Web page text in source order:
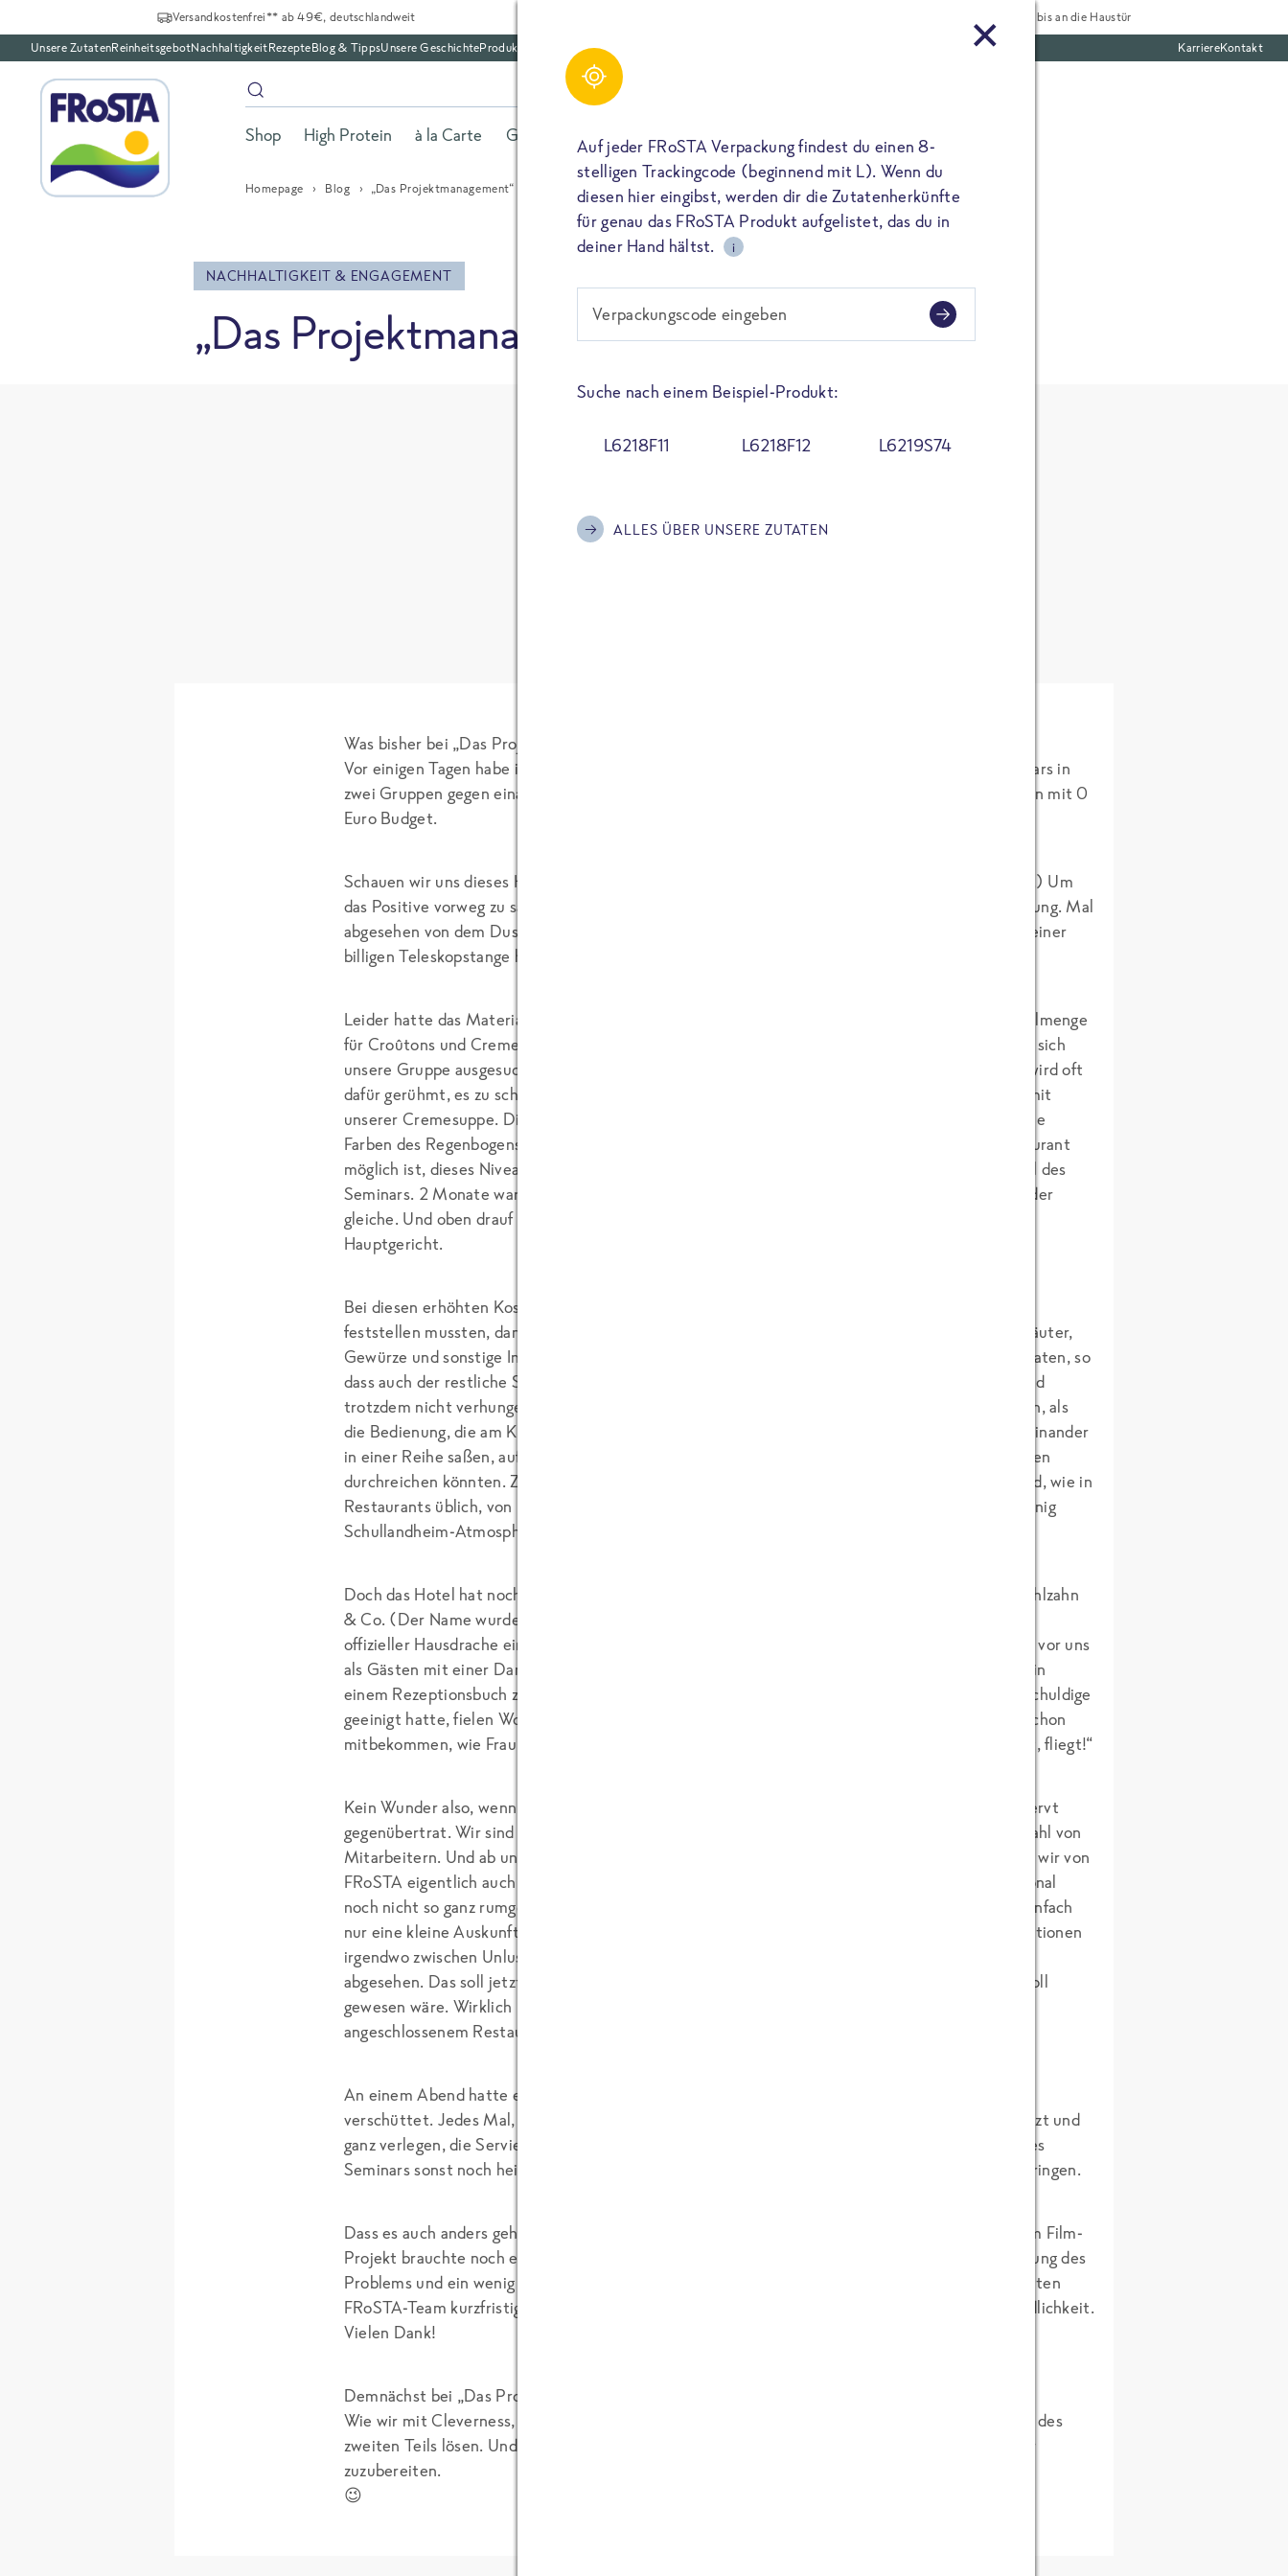
Versandkostenfrei** ab 49€, deutschlandweit
Tiefgekühlt bis an die Haustür
Unsere ZutatenReinheitsgebotNachhaltigkeitRezepteBlog & TippsUnsere GeschichteProduktfriedhof KarriereKontakt
Shop High Protein à la Carte Gerichte Fisch Gemüse Kräuter Beliebte Boxen
Homepage Blog „Das Projektmanagement“ – Die Serie
NACHHALTIGKEIT & ENGAGEMENT
„Das Projektmanagement“ – Die Serie
Was bisher bei „Das Projektmangement“ geschah:
Vor einigen Tagen habe ich
, wie wir im ersten Teil unseres Projektmanagement-Seminars in
zwei Gruppen gegen einander antreten mussten, um einen Werbefilm über unser Hotel zu drehen mit 0
Euro Budget.
Schauen wir uns dieses Hotel doch einmal näher an. (Namen und Ort nenne ich hier lieber nicht.) Um
das Positive vorweg zu sagen: Die Zimmer und sonstige Räumlichkeiten waren durchaus in Ordnung. Mal
abgesehen von dem Duschvorhang, der bei einem Kollegen plötzlich herunterfiel, weil er nur an einer
billigen Teleskopstange hing, die einfach zwischen den Duschwänden festgeklemmt war.
Leider hatte das Materialmanagement (neudeutsch für: Einkauf) des Hotels die optimale Bestellmenge
für Croûtons und Cremesuppe leicht überschritten. Zum Abbau dieser Überbestände hatte man sich
unsere Gruppe ausgesucht. Und so gab es fast bei jeder Mahlzeit die Cremesuppe. McDonald’s wird oft
dafür gerühmt, es zu schaffen, dass der Big Mac in jedem Land gleich schmeckt. So war es auch mit
unserer Cremesuppe. Die offizielle Bezeichnung der Suppe und die Farbe wechselten zwar wie die
Farben des Regenbogens, der Geschmack aber blieb jedes Mal der gleiche. Dass es für ein Restaurant
möglich ist, dieses Niveau auch über einen längeren Zeitraum zu halten, merkten wir beim 2. Teil des
Seminars. 2 Monate waren vergangen, doch der Geschmack der Cremesuppen war immer noch der
gleiche. Und oben drauf meistens Croûtons. Und wenn nicht auf der Cremesuppe, dann auf dem
Hauptgericht.
Bei diesen erhöhten Kosten für die Lagerhaltung von Cremesuppe und Croûtons ist es, wie wir
feststellen mussten, dann wohl auch nicht mehr möglich, zusätzlich noch die handelsüblichen Kräuter,
Gewürze und sonstige Ingredienzien zur Verfeinerung der übrigen Speisen ausreichend zu bevorraten, so
dass auch der restliche Speiseplan bei uns auf wenig Gegenliebe stieß. Aber keine Angst: Wir sind
trotzdem nicht verhungert. Allerdings vor Verwunderung an einem Abend fast vom Stuhl gefallen, als
die Bedienung, die am Kopf des Tisches mit dem Essen stehen blieb, uns, die wir zu fünft nebeneinander
in einer Reihe saßen, auf einmal bat, ob wir nicht die Teller mit dem Essen mal kurz bis nach hinten
durchreichen könnten. Zwar wäre es problemlos möglich gewesen, hinter uns vorbei zu gehen und, wie in
Restaurants üblich, von hinten den Teller zu servieren, aber warum nicht auch mal wieder ein wenig
Schullandheim-Atmosphäre aufkommen lassen. Fühlt man sich doch gleich viel jünger!
Doch das Hotel hat noch andere interessante Seiten parat, nämlich die Geschichte von Frau Mahlzahn
& Co. (Der Name wurde von der Redaktion geändert.) Frau Mahlzahn war im Hotel offenbar als
offizieller Hausdrache eingestellt. Jedenfalls benahm sie sich so. Sie ist sich nicht zu schade, sich vor uns
als Gästen mit einer Dame der Rezeption darüber zu streiten, wer denn eine falsche Eintragung in
einem Rezeptionsbuch zu verantworten hat. Nachdem man sich dann einvernehmlich über die Schuldige
geeinigt hatte, fielen Worte wie: „Die nehm’ ich mir noch vor.“ Zuvor hatte ich im Vorbeigehen schon
mitbekommen, wie Frau Mahlzahn zu einer Putzfrau sagt: „Sie wissen doch, Frau X.: Wer pfuscht, fliegt!“
Kein Wunder also, wenn auch der Rest der Hotel-Besatzung uns als Gästen gegenüber eher genervt
gegenübertrat. Wir sind bei FRoSTA in Bremerhaven und Hamburg schon eine relativ große Anzahl von
Mitarbeitern. Und ab und zu werden für die Mitarbeiter auch Seminare angeboten. Somit wären wir von
FRoSTA eigentlich auch für die Zukunft potentiell gute Kunden. Das schien sich aber beim Personal
noch nicht so ganz rumgesprochen zu haben, denn wenn wir mal Hilfe und Unterstützung oder einfach
nur eine kleine Auskunft bei unseren Projekten vom Personal erbaten, waren die waren die Reaktionen
irgendwo zwischen Unlust und Patzigkeit angesiedelt. Von wenigen positiven Ausnahmen einmal
abgesehen. Das soll jetzt bitte nicht so klingen, als ob unsere Gruppe nun besonders anspruchsvoll
gewesen wäre. Wirklich nicht mehr als man als normaler Gast eines Mittelklasse-Hotels mit
angeschlossenem Restaurant erwarten kann.
An einem Abend hatte ein Kollege abends im Restaurant ein wenig Rotwein auf der Tischdecke
verschüttet. Jedes Mal, wenn Frau Mahlzahn an den Tisch kam, hat er Blut und Wasser geschwitzt und
ganz verlegen, die Serviette über das Malheur gelegt. Man weiß ja nie, ob man sonst das Ende des
Seminars sonst noch heil erlebt. 😉 Für uns stand fest: Unseren Urlaub werden wir da nicht verbringen.
Dass es auch anders geht, bewies der Elektronikhändler Bening. Unsere Konkurrenz-Gruppe beim Film-
Projekt brauchte noch einen Laptop, um den gedrehten Film zu schneiden. Nach kurzer Erläuterung des
Problems und ein wenig Überredungskunst unseres Kollegen, war man dort bereit, unserem zweiten
FRoSTA-Team kurzfristig einen Laptop kostenlos zu leihen. Das nenn ich doch mal Kundenfreundlichkeit.
Vielen Dank!
Demnächst bei „Das Projektmanagement“:
Wie wir mit Cleverness, Können, Erfahrung, Wissen und ein wenig Schummeln die Hauptaufgabe des
zweiten Teils lösen. Und wir zeigen, dass es möglich ist, Cremesuppe auch mal anders und besser
zuzubereiten.
😉
TEILEN
PIN IT
Schreibe einen Kommentar
Bitte füllen alle mit (*) markierten Felder aus. Deine E-Mail Adresse
wird nicht veröffentlicht. Wenn du deinen Namen angibst, erscheint
dieser öffentlich neben deiner Bewertung.
Kommtar*
Name
E-Mail
Ich habe die Datenschutzerklärungzur Kenntnis genommen. Ich
Auf jeder FRoSTA Verpackung findest du einen 8-
stelligen Trackingcode (beginnend mit L). Wenn du
diesen hier eingibst, werden dir die Zutatenherkünfte
für genau das FRoSTA Produkt aufgelistet, das du in
deiner Hand hältst.
i
Verpackungscode eingeben
Suche nach einem Beispiel-Produkt:
L6218F11 L6218F12 L6219S74
ALLES ÜBER UNSERE ZUTATEN